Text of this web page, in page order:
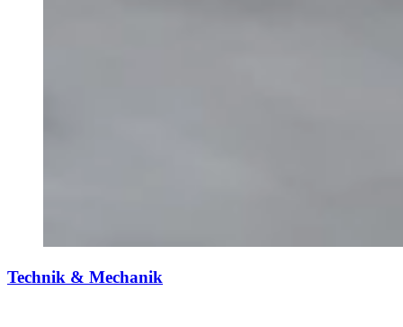
Technik & Mechanik